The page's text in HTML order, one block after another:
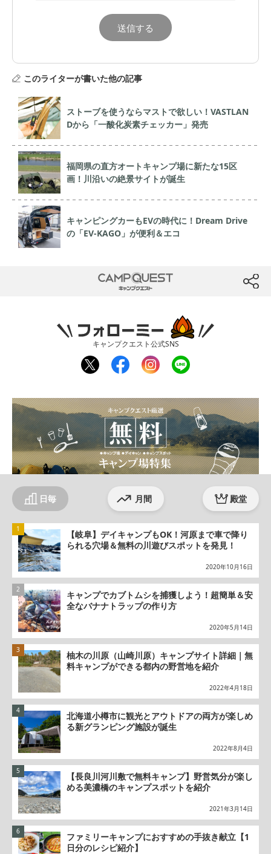
このライターが書いた他の記事
ストーブを使うならマストで欲しい！VASTLAN
Dから「一酸化炭素チェッカー」発売
福岡県の直方オートキャンプ場に新たな15区
画！川沿いの絶景サイトが誕生
キャンピングカーもEVの時代に！Dream Drive
の「EV-KAGO」が便利＆エコ
btn
CAMP QUEST
キャンプクエスト公式SNS
twit
ter
fac
ebo
inst
agr
line
日毎 月間 殿堂
【岐阜】デイキャンプもOK！河原まで車で降り
られる穴場＆無料の川遊びスポットを発見！
2020年10月16日
キャンプでカブトムシを捕獲しよう！超簡単＆安
全なバナナトラップの作り方
2020年5月14日
柚木の川原（山崎川原）キャンプサイト詳細｜無
料キャンプができる都内の野営地を紹介
2022年4月18日
北海道小樽市に観光とアウトドアの両方が楽しめ
る新グランピング施設が誕生
2022年8月4日
【長良川河川敷で無料キャンプ】野営気分が楽し
める美濃橋のキャンプスポットを紹介
2021年3月14日
ファミリーキャンプにおすすめの手抜き献立【1
日分のレシピ紹介】